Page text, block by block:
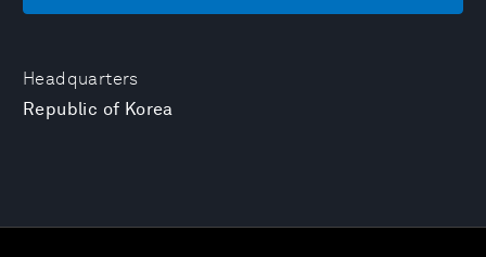
Headquarters
Republic of Korea